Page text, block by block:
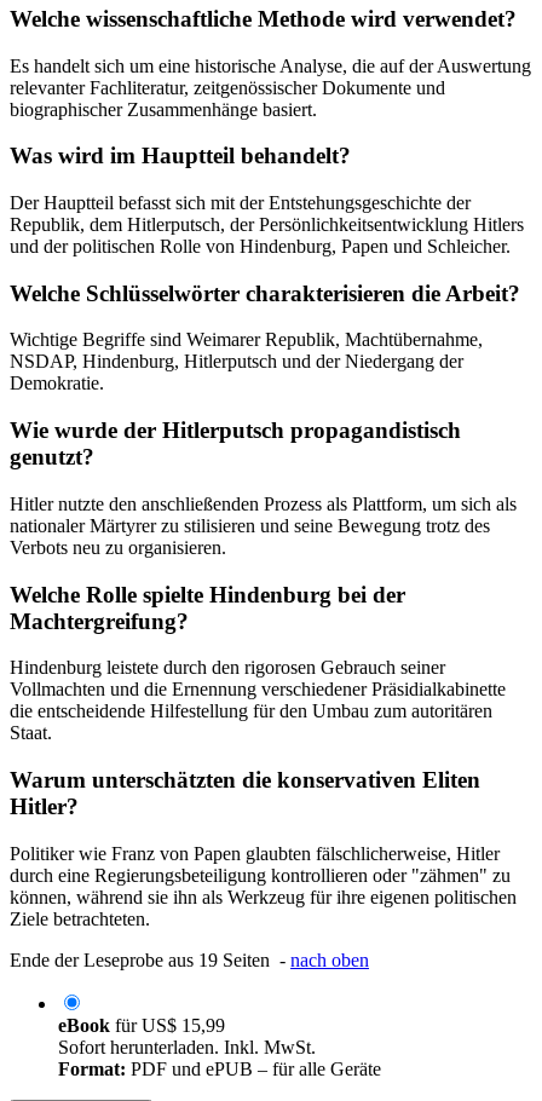
Welche wissenschaftliche Methode wird verwendet?
Es handelt sich um eine historische Analyse, die auf der Auswertung
relevanter Fachliteratur, zeitgenössischer Dokumente und
biographischer Zusammenhänge basiert.
Was wird im Hauptteil behandelt?
Der Hauptteil befasst sich mit der Entstehungsgeschichte der
Republik, dem Hitlerputsch, der Persönlichkeitsentwicklung Hitlers
und der politischen Rolle von Hindenburg, Papen und Schleicher.
Welche Schlüsselwörter charakterisieren die Arbeit?
Wichtige Begriffe sind Weimarer Republik, Machtübernahme,
NSDAP, Hindenburg, Hitlerputsch und der Niedergang der
Demokratie.
Wie wurde der Hitlerputsch propagandistisch
genutzt?
Hitler nutzte den anschließenden Prozess als Plattform, um sich als
nationaler Märtyrer zu stilisieren und seine Bewegung trotz des
Verbots neu zu organisieren.
Welche Rolle spielte Hindenburg bei der
Machtergreifung?
Hindenburg leistete durch den rigorosen Gebrauch seiner
Vollmachten und die Ernennung verschiedener Präsidialkabinette
die entscheidende Hilfestellung für den Umbau zum autoritären
Staat.
Warum unterschätzten die konservativen Eliten
Hitler?
Politiker wie Franz von Papen glaubten fälschlicherweise, Hitler
durch eine Regierungsbeteiligung kontrollieren oder "zähmen" zu
können, während sie ihn als Werkzeug für ihre eigenen politischen
Ziele betrachteten.
Ende der Leseprobe aus 19 Seiten - nach oben
eBook fürUS$ 15,99
Sofort herunterladen. Inkl. MwSt.
Format: PDF und ePUB – für alle Geräte